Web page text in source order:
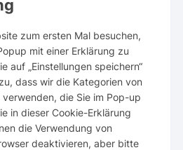
zum ersten Mal besuchen,
mit einer Erklärung zu
auf „Einstellungen speichern“
dass wir die Kategorien von
die Sie im Pop-up
in dieser Cookie-Erklärung
die Verwendung von
deaktivieren, aber bitte